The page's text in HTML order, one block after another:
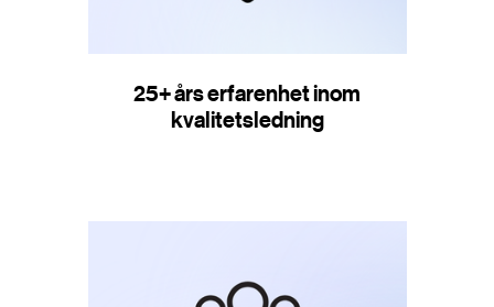
25+ års erfarenhet inom
kvalitetsledning